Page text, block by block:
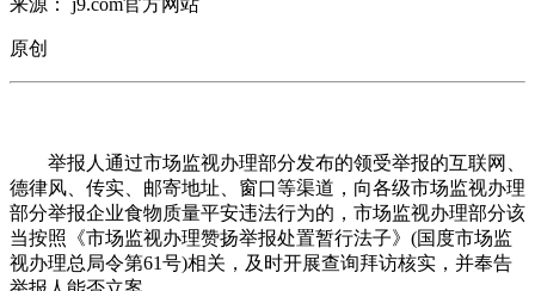
来源： j9.com官方网站
原创
举报人通过市场监视办理部分发布的领受举报的互联网、
德律风、传实、邮寄地址、窗口等渠道，向各级市场监视办理
部分举报企业食物质量平安违法行为的，市场监视办理部分该
当按照《市场监视办理赞扬举报处置暂行法子》(国度市场监
视办理总局令第61号)相关，及时开展查询拜访核实，并奉告